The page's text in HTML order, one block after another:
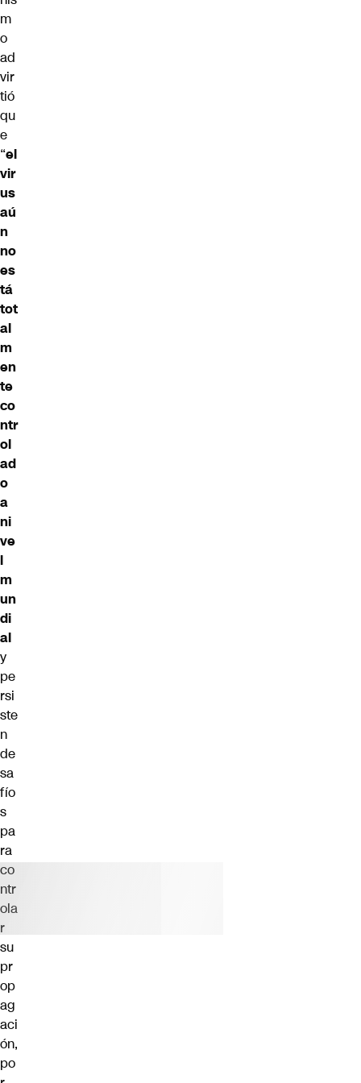
m
o
ad
vir
tió
qu
e
“el
vir
us
aú
n
no
es
tá
tot
al
m
en
te
co
ntr
ol
ad
o
a
ni
ve
l
m
un
di
al
y
pe
rsi
ste
n
de
sa
fío
s
pa
ra
co
ntr
ola
r
su
pr
op
ag
aci
ón,
po